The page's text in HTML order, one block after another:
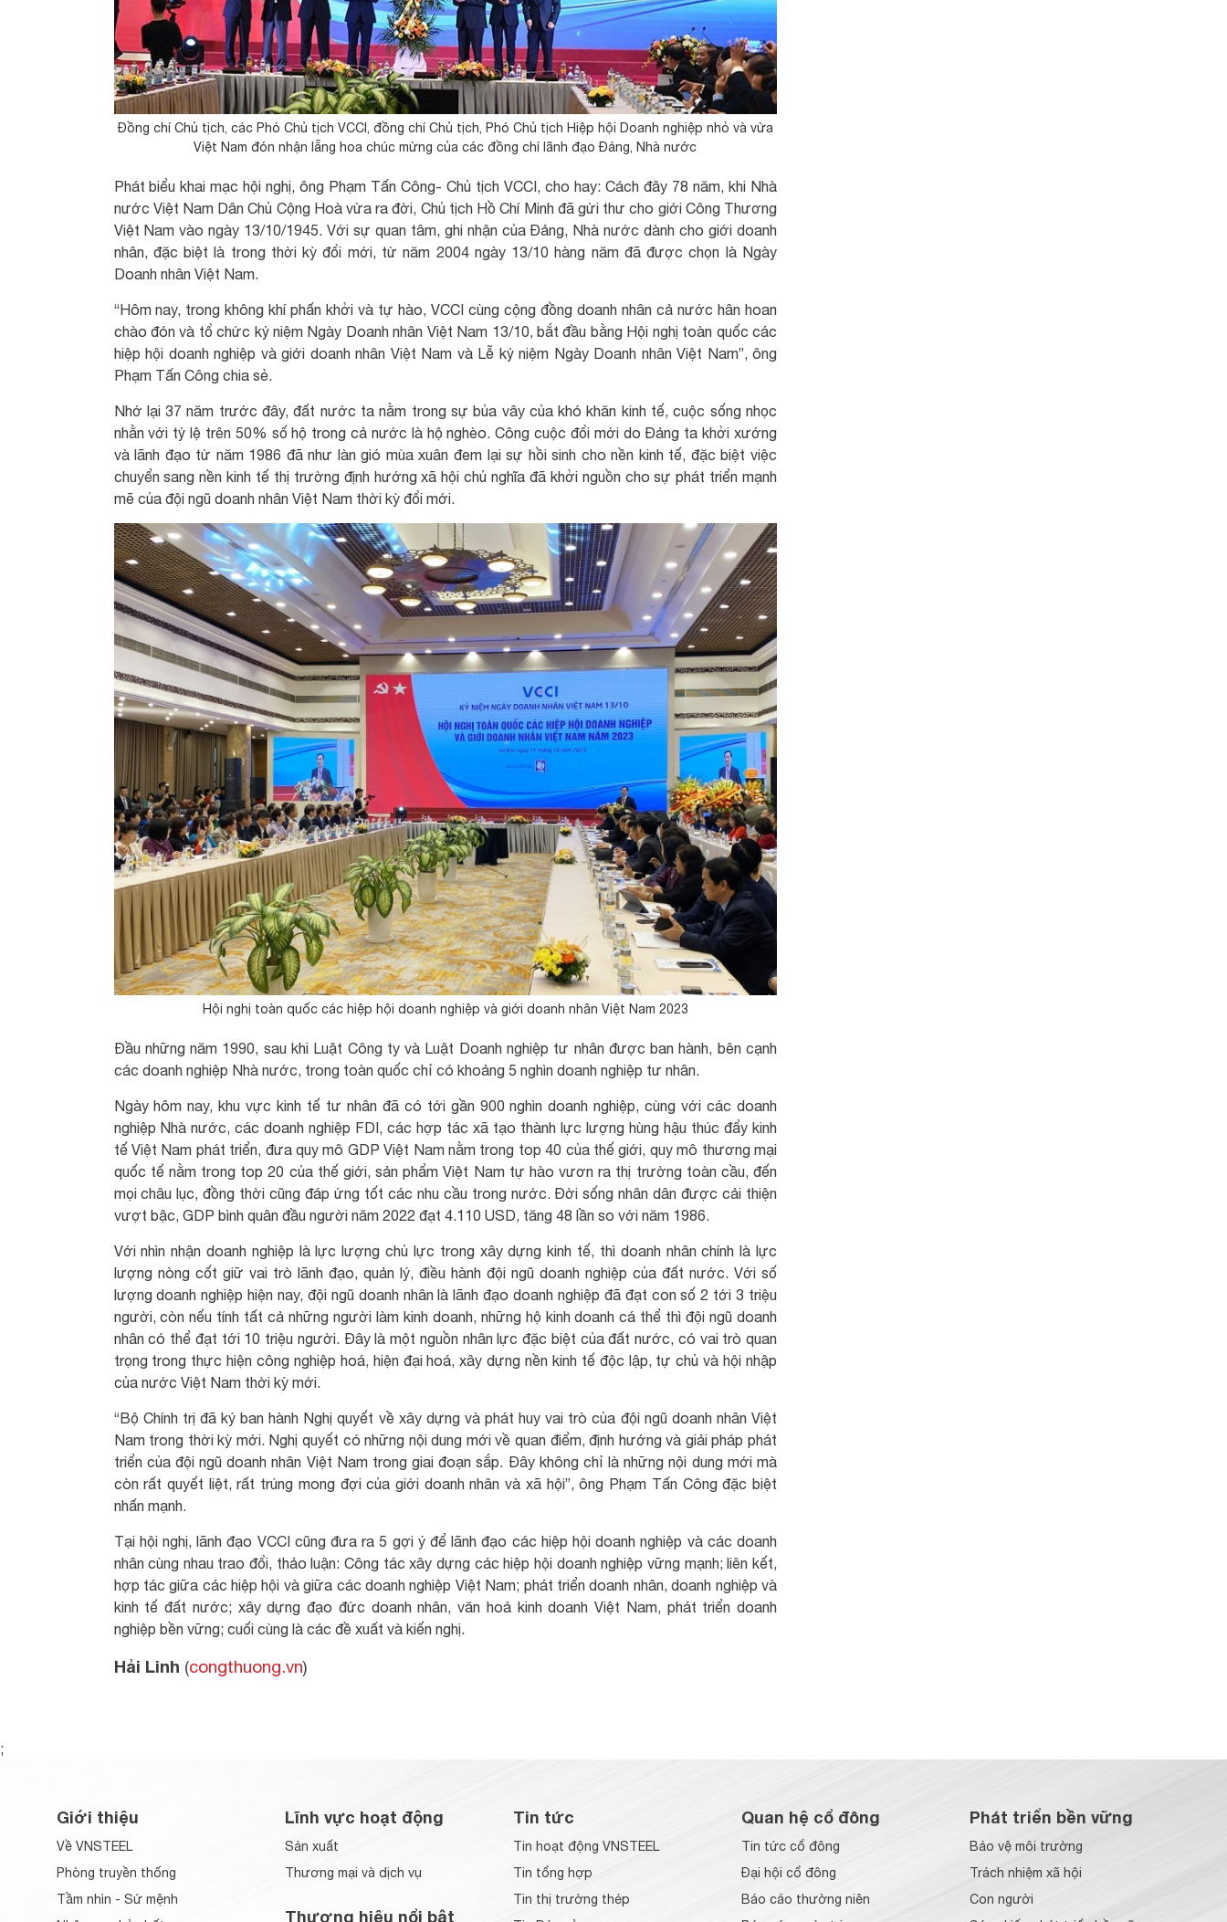
Đồng chí Chủ tịch, các Phó Chủ tịch VCCI, đồng chí Chủ tịch, Phó Chủ tịch Hiệp hội Doanh nghiệp nhỏ và vừa
Việt Nam đón nhận lẵng hoa chúc mừng của các đồng chí lãnh đạo Đảng, Nhà nước
Phát biểu khai mạc hội nghị, ông Phạm Tấn Công- Chủ tịch VCCI, cho hay: Cách đây 78 năm, khi Nhà
nước Việt Nam Dân Chủ Cộng Hoà vừa ra đời, Chủ tịch Hồ Chí Minh đã gửi thư cho giới Công Thương
Việt Nam vào ngày 13/10/1945. Với sự quan tâm, ghi nhận của Đảng, Nhà nước dành cho giới doanh
nhân, đặc biệt là trong thời kỳ đổi mới, từ năm 2004 ngày 13/10 hàng năm đã được chọn là Ngày
Doanh nhân Việt Nam.
“Hôm nay, trong không khí phấn khởi và tự hào, VCCI cùng cộng đồng doanh nhân cả nước hân hoan
chào đón và tổ chức kỷ niệm Ngày Doanh nhân Việt Nam 13/10, bắt đầu bằng Hội nghị toàn quốc các
hiệp hội doanh nghiệp và giới doanh nhân Việt Nam và Lễ kỷ niệm Ngày Doanh nhân Việt Nam”, ông
Phạm Tấn Công chia sẻ.
Nhớ lại 37 năm trước đây, đất nước ta nằm trong sự bủa vây của khó khăn kinh tế, cuộc sống nhọc
nhằn với tỷ lệ trên 50% số hộ trong cả nước là hộ nghèo. Công cuộc đổi mới do Đảng ta khởi xướng
và lãnh đạo từ năm 1986 đã như làn gió mùa xuân đem lại sự hồi sinh cho nền kinh tế, đặc biệt việc
chuyển sang nền kinh tế thị trường định hướng xã hội chủ nghĩa đã khởi nguồn cho sự phát triển mạnh
mẽ của đội ngũ doanh nhân Việt Nam thời kỳ đổi mới.
Hội nghị toàn quốc các hiệp hội doanh nghiệp và giới doanh nhân Việt Nam 2023
Đầu những năm 1990, sau khi Luật Công ty và Luật Doanh nghiệp tư nhân được ban hành, bên cạnh
các doanh nghiệp Nhà nước, trong toàn quốc chỉ có khoảng 5 nghìn doanh nghiệp tư nhân.
Ngày hôm nay, khu vực kinh tế tư nhân đã có tới gần 900 nghìn doanh nghiệp, cùng với các doanh
nghiệp Nhà nước, các doanh nghiệp FDI, các hợp tác xã tạo thành lực lượng hùng hậu thúc đẩy kinh
tế Việt Nam phát triển, đưa quy mô GDP Việt Nam nằm trong top 40 của thế giới, quy mô thương mại
quốc tế nằm trong top 20 của thế giới, sản phẩm Việt Nam tự hào vươn ra thị trường toàn cầu, đến
mọi châu lục, đồng thời cũng đáp ứng tốt các nhu cầu trong nước. Đời sống nhân dân được cải thiện
vượt bậc, GDP bình quân đầu người năm 2022 đạt 4.110 USD, tăng 48 lần so với năm 1986.
Với nhìn nhận doanh nghiệp là lực lượng chủ lực trong xây dựng kinh tế, thì doanh nhân chính là lực
lượng nòng cốt giữ vai trò lãnh đạo, quản lý, điều hành đội ngũ doanh nghiệp của đất nước. Với số
lượng doanh nghiệp hiện nay, đội ngũ doanh nhân là lãnh đạo doanh nghiệp đã đạt con số 2 tới 3 triệu
người, còn nếu tính tất cả những người làm kinh doanh, những hộ kinh doanh cá thể thì đội ngũ doanh
nhân có thể đạt tới 10 triệu người. Đây là một nguồn nhân lực đặc biệt của đất nước, có vai trò quan
trọng trong thực hiện công nghiệp hoá, hiện đại hoá, xây dựng nền kinh tế độc lập, tự chủ và hội nhập
của nước Việt Nam thời kỳ mới.
“Bộ Chính trị đã ký ban hành Nghị quyết về xây dựng và phát huy vai trò của đội ngũ doanh nhân Việt
Nam trong thời kỳ mới. Nghị quyết có những nội dung mới về quan điểm, định hướng và giải pháp phát
triển của đội ngũ doanh nhân Việt Nam trong giai đoạn sắp. Đây không chỉ là những nội dung mới mà
còn rất quyết liệt, rất trúng mong đợi của giới doanh nhân và xã hội”, ông Phạm Tấn Công đặc biệt
nhấn mạnh.
Tại hội nghị, lãnh đạo VCCI cũng đưa ra 5 gợi ý để lãnh đạo các hiệp hội doanh nghiệp và các doanh
nhân cùng nhau trao đổi, thảo luận: Công tác xây dựng các hiệp hội doanh nghiệp vững mạnh; liên kết,
hợp tác giữa các hiệp hội và giữa các doanh nghiệp Việt Nam; phát triển doanh nhân, doanh nghiệp và
kinh tế đất nước; xây dựng đạo đức doanh nhân, văn hoá kinh doanh Việt Nam, phát triển doanh
nghiệp bền vững; cuối cùng là các đề xuất và kiến nghị.
Hải Linh (congthuong.vn)
;
Giới thiệu
Về VNSTEEL
Phòng truyền thống
Tầm nhìn - Sứ mệnh
Lĩnh vực hoạt động
Sản xuất
Thương mại và dịch vụ
Thương hiệu nổi bật
Tin tức
Tin hoạt động VNSTEEL
Tin tổng hợp
Tin thị trường thép
Quan hệ cổ đông
Tin tức cổ đông
Đại hội cổ đông
Báo cáo thường niên
Phát triển bền vững
Bảo vệ môi trường
Trách nhiệm xã hội
Con người